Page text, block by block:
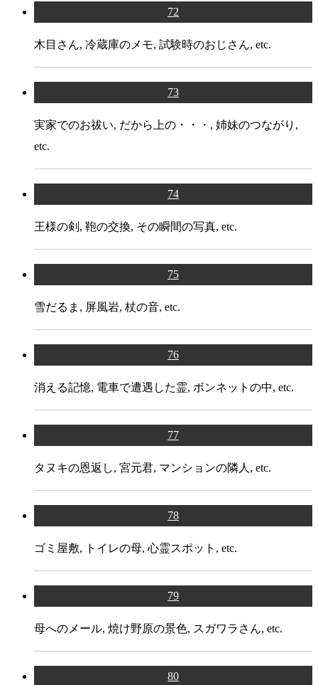
72
木目さん, 冷蔵庫のメモ, 試験時のおじさん, etc.
73
実家でのお祓い, だから上の・・・, 姉妹のつながり,
etc.
74
王様の剣, 鞄の交換, その瞬間の写真, etc.
75
雪だるま, 屏風岩, 杖の音, etc.
76
消える記憶, 電車で遭遇した霊, ボンネットの中, etc.
77
タヌキの恩返し, 宮元君, マンションの隣人, etc.
78
ゴミ屋敷, トイレの母, 心霊スポット, etc.
79
母へのメール, 焼け野原の景色, スガワラさん, etc.
80